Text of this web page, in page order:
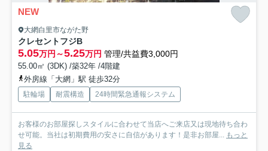
NEW
大網白里市ながた野
クレセントフジB
5.05万円～5.25万円 管理/共益費3,000円
55.00㎡ (3DK) /築32年 /4階建
外房線「大網」駅 徒歩32分
駐輪場 耐震構造 24時間緊急通報システム
お客様のお部屋探しスタイルに合わせて当店へご来店又は現地待ち合わ
せ可能。当社は初期費用の安さに自信があります！是非お部屋... もっと
見る